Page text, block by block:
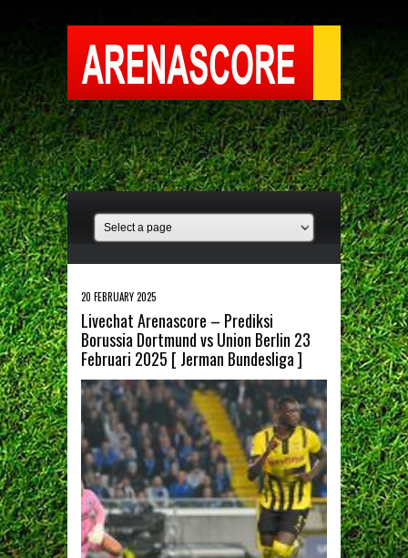
20 FEBRUARY 2025
Livechat Arenascore – Prediksi
Borussia Dortmund vs Union Berlin 23
Februari 2025 [ Jerman Bundesliga ]